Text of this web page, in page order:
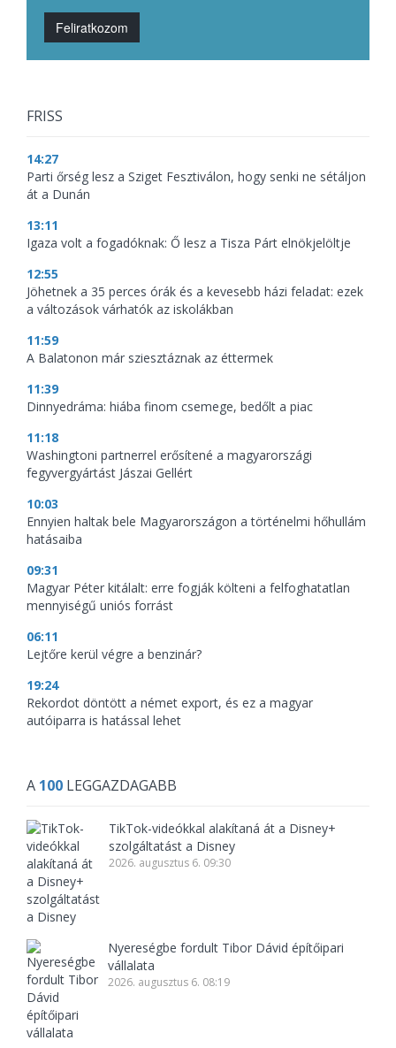
Feliratkozom
FRISS
14:27
Parti őrség lesz a Sziget Fesztiválon, hogy senki ne sétáljon
át a Dunán
13:11
Igaza volt a fogadóknak: Ő lesz a Tisza Párt elnökjelöltje
12:55
Jöhetnek a 35 perces órák és a kevesebb házi feladat: ezek
a változások várhatók az iskolákban
11:59
A Balatonon már sziesztáznak az éttermek
11:39
Dinnyedráma: hiába finom csemege, bedőlt a piac
11:18
Washingtoni partnerrel erősítené a magyarországi
fegyvergyártást Jászai Gellért
10:03
Ennyien haltak bele Magyarországon a történelmi hőhullám
hatásaiba
09:31
Magyar Péter kitálalt: erre fogják költeni a felfoghatatlan
mennyiségű uniós forrást
06:11
Lejtőre kerül végre a benzinár?
19:24
Rekordot döntött a német export, és ez a magyar
autóiparra is hatással lehet
A 100 LEGGAZDAGABB
TikTok-videókkal alakítaná át a Disney+
szolgáltatást a Disney
2026. augusztus 6. 09:30
Nyereségbe fordult Tibor Dávid építőipari
vállalata
2026. augusztus 6. 08:19